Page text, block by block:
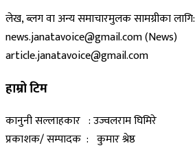
लेख, ब्लग वा अन्य समाचारमुलक सामग्रीका लागि:
news.janatavoice@gmail.com (News)
article.janatavoice@gmail.com
हाम्रो टिम
कानुनी सल्लाहकार : उज्वलराम घिमिरे
प्रकाशक/ सम्पादक : कुमार श्रेष्ठ